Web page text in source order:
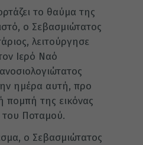
το θαύμα της
ο Σεβασμιώτατος
λειτούργησε
Ιερό Ναό
ημέρα αυτή, προ
πομπή της εικόνας
του Ποταμού.
ο Σεβασμιώτατος